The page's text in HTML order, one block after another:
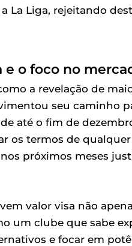
La Liga, rejeitando
o foco no
a revelação de
seu caminho
até o fim de
os termos de
próximos meses
valor visa não
um clube que sabe
e focar em